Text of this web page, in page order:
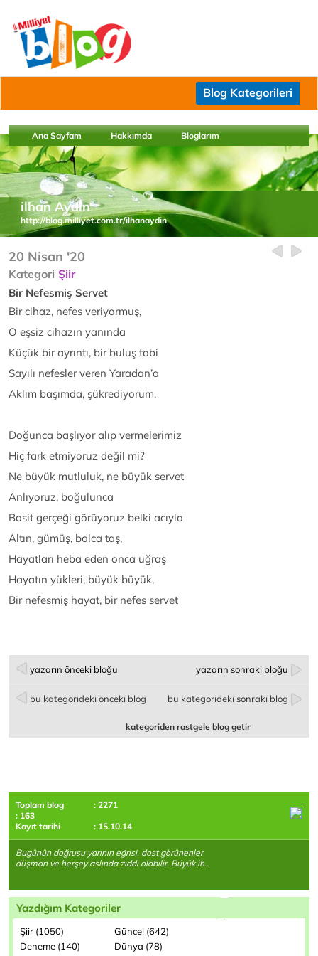
Blog Kategorileri
Ana Sayfam Hakkımda Bloglarım
ilhan Aydın
http://blog.milliyet.com.tr/ilhanaydin
20 Nisan '20
Kategori Şiir
Bir Nefesmiş Servet
Bir cihaz, nefes veriyormuş,
O eşsiz cihazın yanında
Küçük bir ayrıntı, bir buluş tabi
Sayılı nefesler veren Yaradan’a
Aklım başımda, şükrediyorum.
Doğunca başlıyor alıp vermelerimiz
Hiç fark etmiyoruz değil mi?
Ne büyük mutluluk, ne büyük servet
Anlıyoruz, boğulunca
Basit gerçeği görüyoruz belki acıyla
Altın, gümüş, bolca taş,
Hayatları heba eden onca uğraş
Hayatın yükleri, büyük büyük,
Bir nefesmiş hayat, bir nefes servet
yazarın önceki bloğu yazarın sonraki bloğu
bu kategorideki önceki blog bu kategorideki sonraki blog
kategoriden rastgele blog getir
Toplam blog
: 2271
: 163
Kayıt tarihi
: 15.10.14
Bugünün doğrusu yarının eğrisi, dost görünenler
düşman ve herşey aslında zıddı olabilir. Büyük ih..
Yazdığım Kategoriler
Şiir (1050)
Güncel (642)
Deneme (140)
Dünya (78)